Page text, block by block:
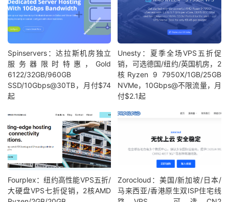
Spinservers：达拉斯机房独立
服务器限时特惠，Gold
6122/32GB/960GB
SSD/10Gbps@30TB，月付$74
起
Unesty：夏季全场VPS五折促
销，可选德国/纽约/英国机房，2
核Ryzen 9 7950X/1GB/25GB
NVMe，10Gbps@不限流量，月
付$2.1起
Fourplex：纽约高性能VPS五折/
大硬盘VPS七折促销，2核AMD
Zorocloud：美国/新加坡/日本/
马来西亚/香港原生双ISP住宅线